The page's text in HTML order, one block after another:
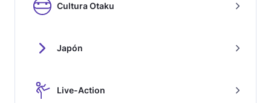
Cultura Otaku
Japón
Live-Action